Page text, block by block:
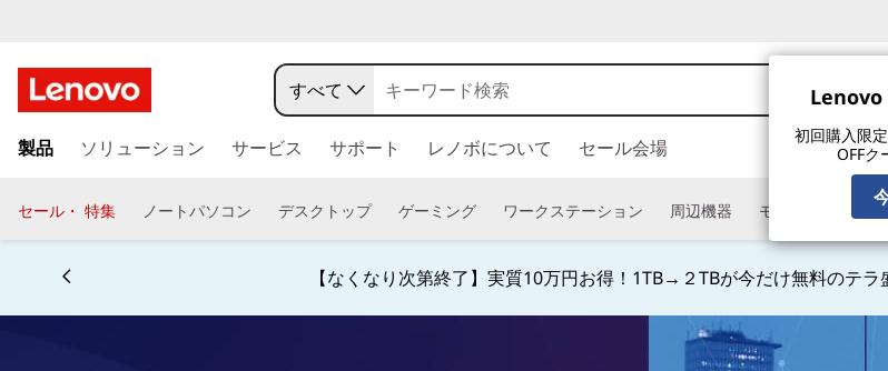
Lenovo
初回購入限
OFFク
イ
コ
ン
すべて
製品 ソリューション サービス サポート レノボについて セール会場
セール・ 特集 ノートパソコン デスクトップ ゲーミング ワークステーション 周辺機器 モニター タブ
【なくなり次第終了】実質10万円お得！1TB→２TBが今だけ無料のテ
Currently